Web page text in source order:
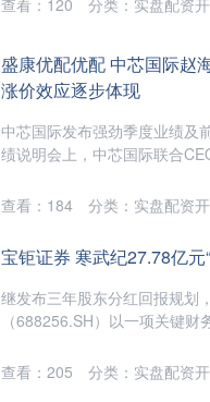
查看： 120 分类： 实盘配资
盛康优配优配 中芯国际赵
涨价效应逐步体现
中芯国际发布强劲季度业绩及
绩说明会上，中芯国际联合
查看： 184 分类： 实盘配资
宝钜证券 寒武纪27.78亿
继发布三年股东分红回报规划
（688256.SH）以一项关键
查看： 205 分类： 实盘配资